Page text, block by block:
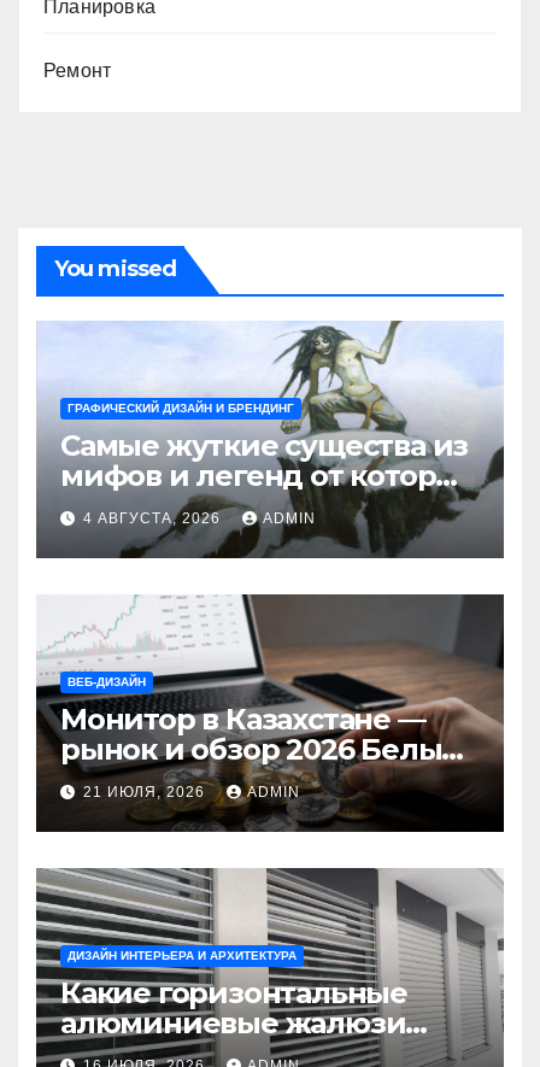
Планировка
Ремонт
You missed
ГРАФИЧЕСКИЙ ДИЗАЙН И БРЕНДИНГ
Самые жуткие существа из
мифов и легенд от которых
стынет кровь
4 АВГУСТА, 2026 ADMIN
ВЕБ-ДИЗАЙН
Монитор в Казахстане —
рынок и обзор 2026 Белый
Ветер Shop.kz
21 ИЮЛЯ, 2026 ADMIN
ДИЗАЙН ИНТЕРЬЕРА И АРХИТЕКТУРА
Какие горизонтальные
алюминиевые жалюзи
выбрать для окон?